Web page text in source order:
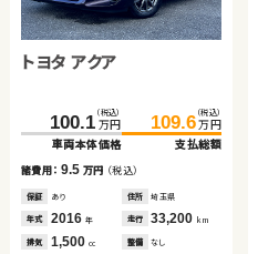
トヨタ アクア
100.1 （税込）
万円
車両本体価格
109.6 （税込）
万円
支払総額
諸費用：9.5 万円 （税込）
保証 あり 住所 埼玉県
年式 2016 年 走行 33,200 km
排気 1,500 cc 整備 なし
スズキ アルト ＨＢ
65.2
車両本体価格
75.9 万円
トヨタ ヴェルファイア
69.7 （税込）
万円
車両本体価格
79.5 （税込）
万円
支払総額
諸費用：9.8 万円 （税込）
保証 なし 住所 岡山県
年式 2010 年 走行 138,700km
排気 2,400 cc 整備 法定整備付